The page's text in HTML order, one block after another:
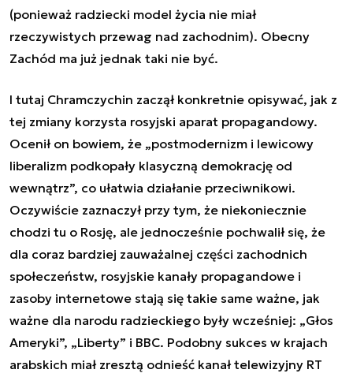
(ponieważ radziecki model życia nie miał
rzeczywistych przewag nad zachodnim). Obecny
Zachód ma już jednak taki nie być.
I tutaj Chramczychin zaczął konkretnie opisywać, jak z
tej zmiany korzysta rosyjski aparat propagandowy.
Ocenił on bowiem, że „postmodernizm i lewicowy
liberalizm podkopały klasyczną demokrację od
wewnątrz”, co ułatwia działanie przeciwnikowi.
Oczywiście zaznaczył przy tym, że niekoniecznie
chodzi tu o Rosję, ale jednocześnie pochwalił się, że
dla coraz bardziej zauważalnej części zachodnich
społeczeństw, rosyjskie kanały propagandowe i
zasoby internetowe stają się takie same ważne, jak
ważne dla narodu radzieckiego były wcześniej: „Głos
Ameryki”, „Liberty” i BBC. Podobny sukces w krajach
arabskich miał zresztą odnieść kanał telewizyjny RT